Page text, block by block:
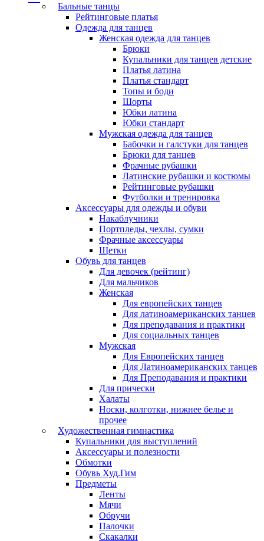
Бальные танцы
Рейтинговые платья
Одежда для танцев
Женская одежда для танцев
Брюки
Купальники для танцев детские
Платья латина
Платья стандарт
Топы и боди
Шорты
Юбки латина
Юбки стандарт
Мужская одежда для танцев
Бабочки и галстуки для танцев
Брюки для танцев
Фрачные рубашки
Латинские рубашки и костюмы
Рейтинговые рубашки
Футболки и тренировка
Аксессуары для одежды и обуви
Накаблучники
Портпледы, чехлы, сумки
Фрачные аксессуары
Щетки
Обувь для танцев
Для девочек (рейтинг)
Для мальчиков
Женская
Для европейских танцев
Для латиноамериканских танцев
Для преподавания и практики
Для социальных танцев
Мужская
Для Европейских танцев
Для Латиноамериканских танцев
Для Преподавания и практики
Для прически
Халаты
Носки, колготки, нижнее белье и
прочее
Художественная гимнастика
Купальники для выступлений
Аксессуары и полезности
Обмотки
Обувь Худ.Гим
Предметы
Ленты
Мячи
Обручи
Палочки
Скакалки